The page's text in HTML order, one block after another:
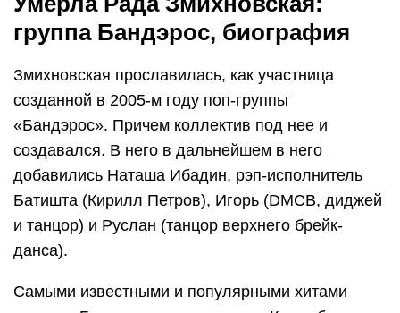
группа Бандэрос, биография
Змихновская прославилась, как участница
созданной в 2005-м году поп-группы
«Бандэрос». Причем коллектив под нее и
создавался. В него в дальнейшем в него
добавились Наташа Ибадин, рэп-исполнитель
Батишта (Кирилл Петров), Игорь (DMCB, диджей
и танцор) и Руслан (танцор верхнего брейк-
данса).
Самыми известными и популярными хитами